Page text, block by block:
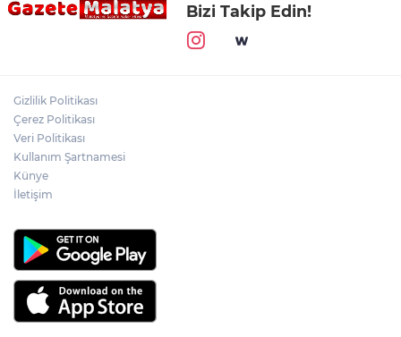
Bizi Takip Edin!
Gizlilik Politikası
Çerez Politikası
Veri Politikası
Kullanım Şartnamesi
Künye
İletişim